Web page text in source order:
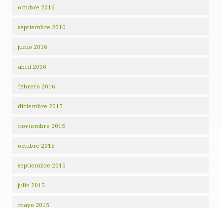
octubre 2016
septiembre 2016
junio 2016
abril 2016
febrero 2016
diciembre 2015
noviembre 2015
octubre 2015
septiembre 2015
julio 2015
mayo 2015